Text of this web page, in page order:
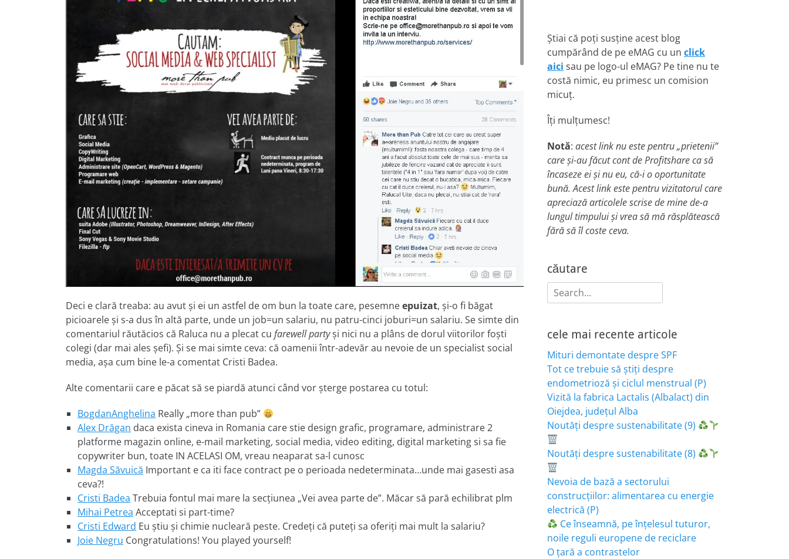
Deci e clară treaba: au avut și ei un astfel de om bun la toate care, pesemneepuizat, și-o fi băgat
picioarele și s-a dus în altă parte, unde un job=un salariu, nu patru-cinci joburi=un salariu. Se simte din
comentariul răutăcios că Raluca nu a plecat cu farewell partyși nici nu a plâns de dorul viitorilor foști
colegi (dar mai ales șefi). Și se mai simte ceva: că oamenii într-adevăr au nevoie de un specialist social
media, așa cum bine le-a comentat Cristi Badea.
Alte comentarii care e păcat să se piardă atunci când vor șterge postarea cu totul:
BogdanAnghelina Really „more than pub”
Alex Drăgan daca exista cineva in Romania care stie design grafic, programare, administrare 2
platforme magazin online, e-mail marketing, social media, video editing, digital marketing si sa fie
copywriter bun, toate IN ACELASI OM, vreau neaparat sa-l cunosc
Magda Săvuică Important e ca iti face contract pe o perioada nedeterminata…unde mai gasesti asa
ceva?!
Cristi Badea Trebuia fontul mai mare la secțiunea „Vei avea parte de”. Măcar să pară echilibrat plm
Mihai Petrea Acceptati si part-time?
Cristi Edward Eu știu și chimie nucleară peste. Credeți că puteți sa oferiți mai mult la salariu?
Joie Negru Congratulations! You played yourself!
Știai că poți susține acest blog
cumpărând de pe eMAG cu un click
aici sau pe logo-ul eMAG? Pe tine nu te
costă nimic, eu primesc un comision
micuț.
Îți mulțumesc!
Notă: acest link nu este pentru „prietenii”
care și-au făcut cont de Profitshare ca să
încaseze ei și nu eu, că-i o oportunitate
bună. Acest link este pentru vizitatorul care
apreciază articolele scrise de mine de-a
lungul timpului și vrea să mă răsplătească
fără să îl coste ceva.
căutare
Search
for:
cele mai recente articole
Mituri demontate despre SPF
Tot ce trebuie să știți despre
endometrioză și ciclul menstrual (P)
Vizită la fabrica Lactalis (Albalact) din
Oiejdea, județul Alba
Noutăți despre sustenabilitate (9)
Noutăți despre sustenabilitate (8)
Nevoia de bază a sectorului
construcțiilor: alimentarea cu energie
electrică (P)
Ce înseamnă, pe înțelesul tuturor,
noile reguli europene de reciclare
O țară a contrastelor